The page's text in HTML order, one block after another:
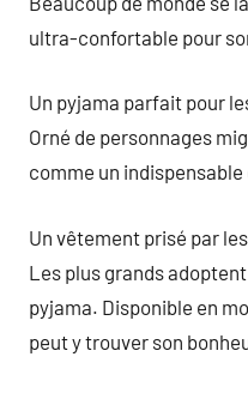
ultra-confortable pour
Un pyjama parfait pour
Orné de personnages
comme un
Un vêtement prisé par
Les plus grands
pyjama. Disponible en
peut y trouver son